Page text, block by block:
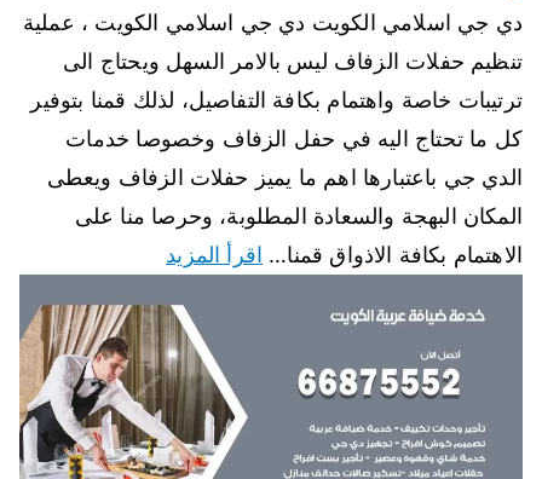
دي جي اسلامي الكويت دي جي اسلامي الكويت ، عملية
تنظيم حفلات الزفاف ليس بالامر السهل ويحتاج الى
ترتيبات خاصة واهتمام بكافة التفاصيل، لذلك قمنا بتوفير
كل ما تحتاج اليه في حفل الزفاف وخصوصا خدمات
الدي جي باعتبارها اهم ما يميز حفلات الزفاف ويعطى
المكان البهجة والسعادة المطلوبة، وحرصا منا على
الاهتمام بكافة الاذواق قمنا… اقرأ المزيد